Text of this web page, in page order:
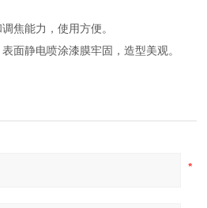
焦能力，使用方便。
面静电喷涂漆膜牢固，造型美观。